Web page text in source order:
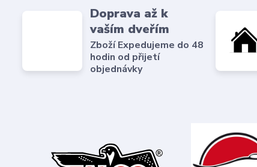
Doprava až k
vaším dveřím
Zboží Expedujeme do 48
hodin od přijetí
objednávky